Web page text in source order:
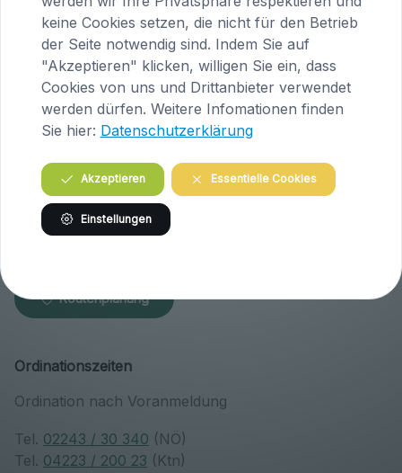
Tel.04223 / 200 23
Routenplanung
Praxis Klosterneuburg (Niederösterreich)
Wiener Straße 146
A-3400 Klosterneuburg
Österreich
Routenplanung
Ordinationszeiten
Ordination nach Voranmeldung
Tel. 02243 / 30 340 (NÖ)
Tel. 04223 / 200 23 (Ktn)
keine Cookies setzen, die nicht für den Betrieb
der Seite notwendig sind. Indem Sie auf
"Akzeptieren" klicken, willigen Sie ein, dass
Cookies von uns und Drittanbieter verwendet
werden dürfen. Weitere Infomationen finden
Sie hier: Datenschutzerklärung
Akzeptieren Essentielle Cookies
Einstellungen